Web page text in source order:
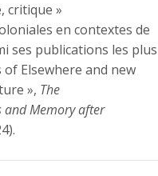
critique »
en contextes de
ses publications les plus
Elsewhere and new
», The
and Memory after